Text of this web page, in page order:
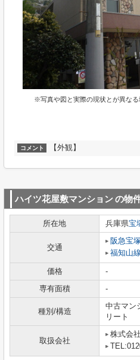
※写真や図と実際の現状とが異な
コメント 【外観】
ハイツ花屋敷マンションの物
所在地 兵庫県宝
交通
阪急宝
福知山線
価格 -
専有面積
-
種別/構造
中古マン
リート
取扱会社
株式会